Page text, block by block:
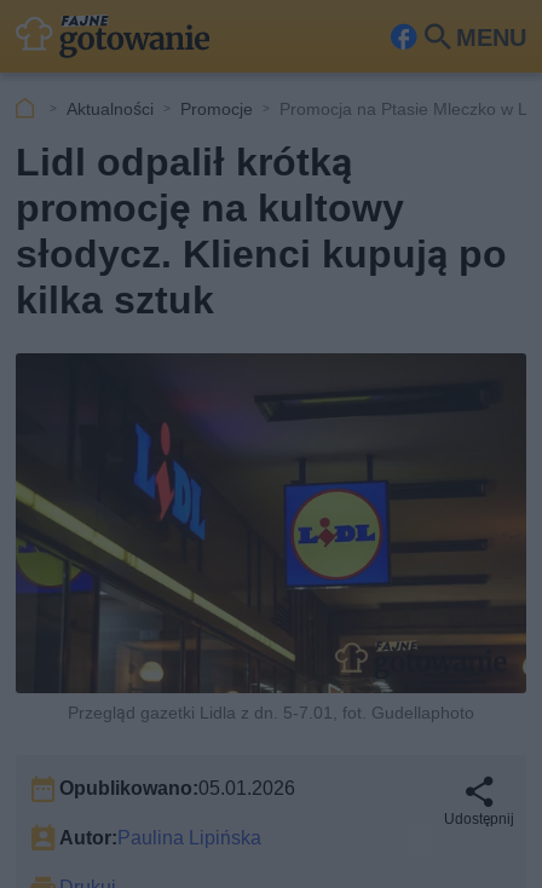
MENU
Fa
ook
Szu
kaj
Aktualności Promocje Promocja na Ptasie Mleczko w
Lidl odpalił krótką
promocję na kultowy
słodycz. Klienci kupują po
kilka sztuk
Przegląd gazetki Lidla z dn. 5-7.01, fot. Gudellaphoto
Opublikowano:05.01.2026
Autor:Paulina Lipińska
Udostępnij